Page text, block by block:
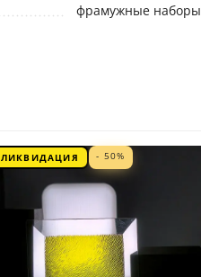
фрамужные наборы
ЛИКВИДАЦИЯ - 50%